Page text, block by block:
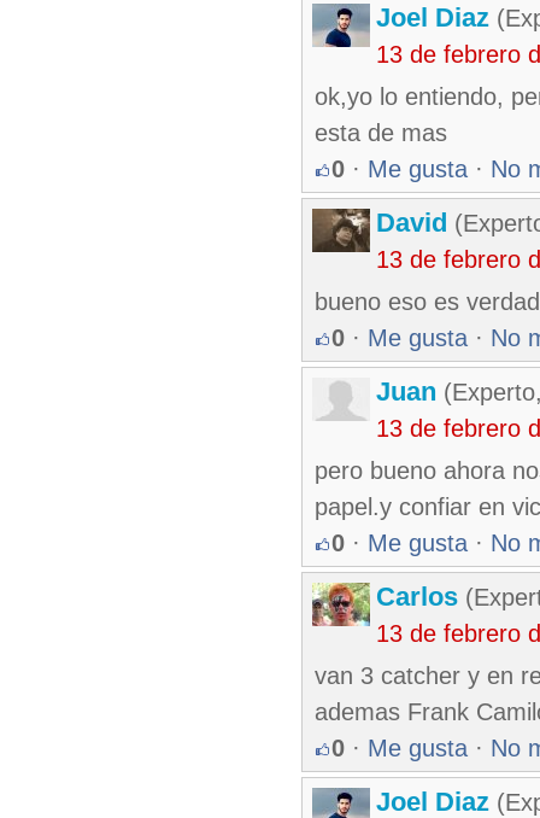
Joel Diaz
13 de febrero
ok,yo lo entiendo,
esta de mas
0 · Me gusta · No
David
13 de febrero
bueno eso es
0 · Me gusta · No
Juan
13 de febrero
pero bueno ahora
papel.y confiar en
0 · Me gusta · No
Carlos
13 de febrero
van 3 catcher y en
ademas Frank
0 · Me gusta · No
Joel Diaz